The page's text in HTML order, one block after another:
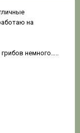
на
немного…..